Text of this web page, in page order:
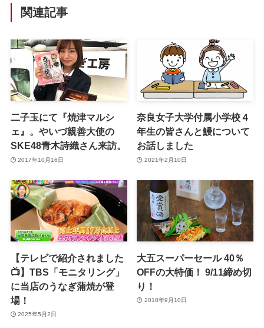
関連記事
二子玉にて『焼津マルシ
ェ』。やいづ親善大使の
SKE48青木詩織さん来訪。
2017年10月16日
奈良女子大学付属小学校４
年生の皆さんと鰻について
お話しました
2021年2月10日
【テレビで紹介されました
📺】TBS「モニタリング」
に当店のうなぎ蒲焼が登
場！
2025年5月2日
大五スーパーセール 40％
OFFの大特価！ 9/11締め切
り！
2018年9月10日